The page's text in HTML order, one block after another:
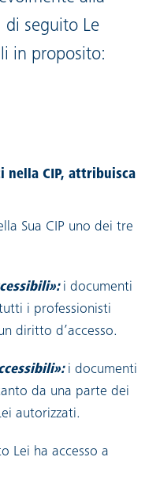
di seguito Le
in proposito:
nella CIP, attribuisca
Sua CIP uno dei tre
i documenti
i professionisti
diritto d’accesso.
i documenti
da una parte dei
autorizzati.
Lei ha accesso a